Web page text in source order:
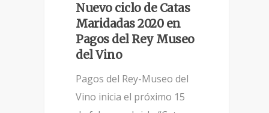
Nuevo ciclo de Catas
Maridadas 2020 en
Pagos del Rey Museo
del Vino
Pagos del Rey-Museo del
Vino inicia el próximo 15